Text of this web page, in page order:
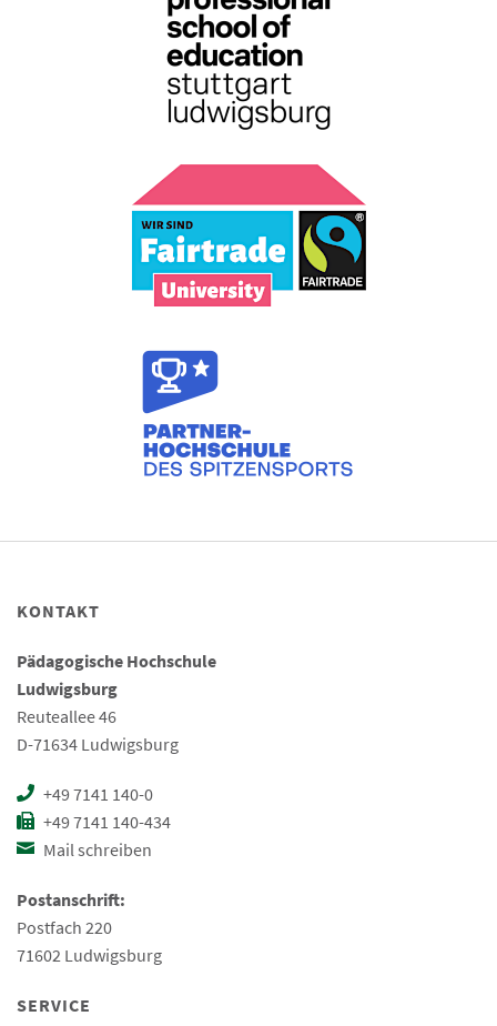
KONTAKT
Pädagogische Hochschule
Ludwigsburg
Reuteallee 46
D-71634 Ludwigsburg
+49 7141 140-0
+49 7141 140-434
Mail schreiben
Postanschrift:
Postfach 220
71602 Ludwigsburg
SERVICE